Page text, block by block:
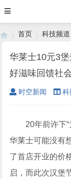
›
首页
›
科技频道
›
华莱士10元3
好滋味回馈社
时空新闻 科
20年前许下
华莱士可能没有
了首店开业的价
启，而此次汉堡